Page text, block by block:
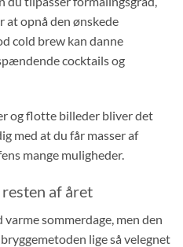
at opnå den ønskede
cold brew kan danne
cocktails og
og flotte billeder bliver det
med at du får masser af
mange muligheder.
af året
sommerdage, men den
lige så velegnet